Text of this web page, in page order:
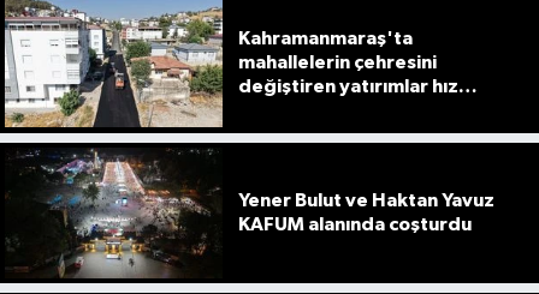
Kahramanmaraş'ta
mahallelerin çehresini
değiştiren yatırımlar hız
Yener Bulut ve Haktan Yavuz
KAFUM alanında coşturdu